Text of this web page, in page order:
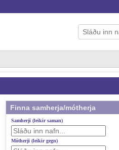
Finna samherja/mótherja
Samherji (leikir saman)
Mótherji (leikir gegn)